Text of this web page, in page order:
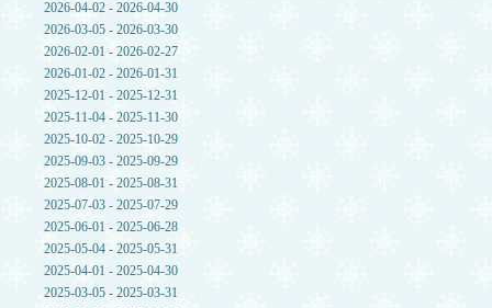
2026-04-02 - 2026-04-30
2026-03-05 - 2026-03-30
2026-02-01 - 2026-02-27
2026-01-02 - 2026-01-31
2025-12-01 - 2025-12-31
2025-11-04 - 2025-11-30
2025-10-02 - 2025-10-29
2025-09-03 - 2025-09-29
2025-08-01 - 2025-08-31
2025-07-03 - 2025-07-29
2025-06-01 - 2025-06-28
2025-05-04 - 2025-05-31
2025-04-01 - 2025-04-30
2025-03-05 - 2025-03-31